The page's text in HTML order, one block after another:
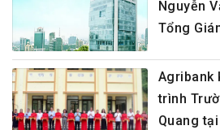
Nguyễn
Tổng
Agribank
trình
Quang